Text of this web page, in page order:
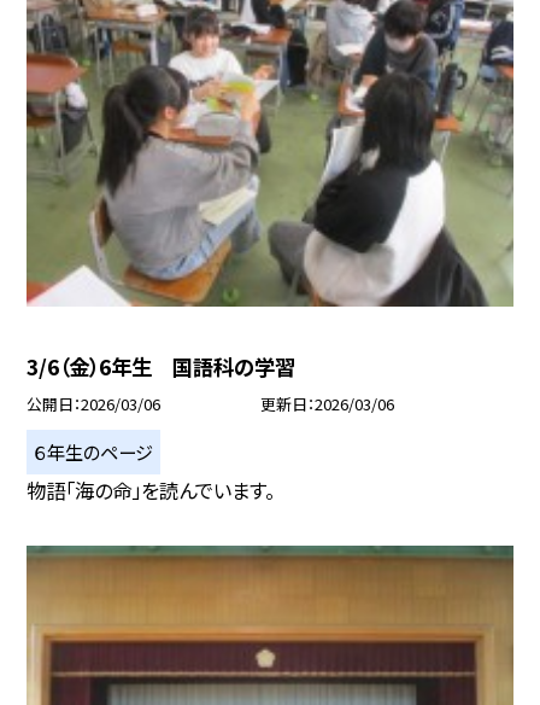
3/6（金）6年生 国語科の学習
公開日 2026/03/06 更新日 2026/03/06
６年生のページ
物語「海の命」を読んでいます。